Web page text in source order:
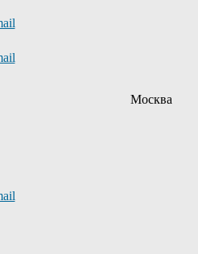
Москва